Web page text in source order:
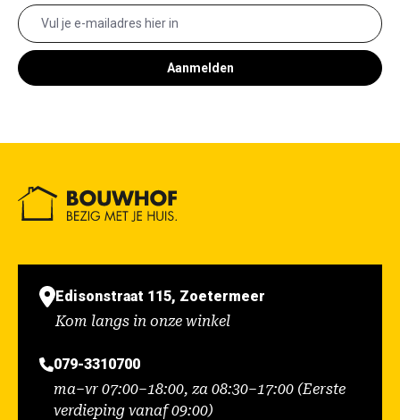
Aanmelden
Edisonstraat 115, Zoetermeer
Kom langs in onze winkel
079-3310700
ma–vr 07:00–18:00, za 08:30–17:00 (Eerste
verdieping vanaf 09:00)